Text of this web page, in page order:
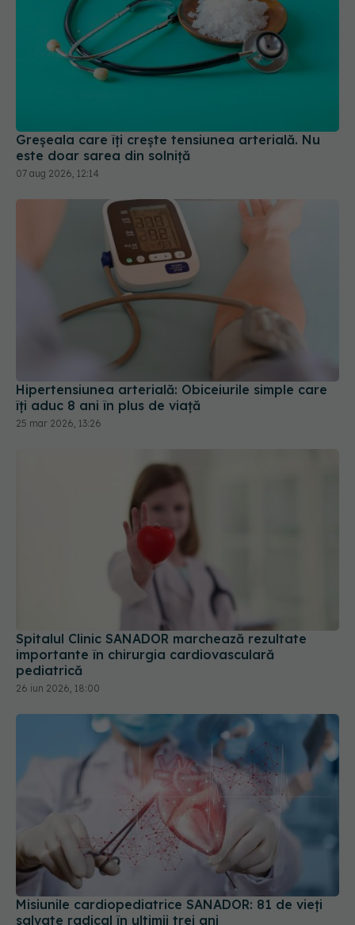
Greșeala care îți crește tensiunea arterială. Nu
Hipertensiunea arterială: Obiceiurile simple care
Spitalul Clinic SANADOR marchează rezultate
importante în chirurgia cardiovasculară
Misiunile cardiopediatrice SANADOR: 81 de vieți
salvate radical în ultimii trei ani
03 iun 2026, 18:38